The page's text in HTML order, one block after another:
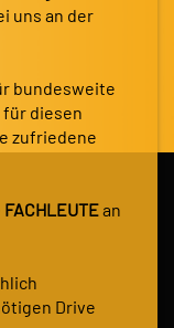
uns an der
bundesweite
für diesen
zufriedene
FACHLEUTEan
Drive